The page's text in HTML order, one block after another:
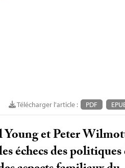
Télécharger l'article : PDF
et Peter
échecs des politiques